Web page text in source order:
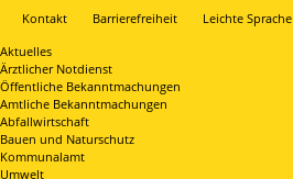
Kontakt
Barrierefreiheit Leichte Sprache
Aktuelles
Ärztlicher Notdienst
Öffentliche Bekanntmachungen
Amtliche Bekanntmachungen
Abfallwirtschaft
Bauen und Naturschutz
Kommunalamt
Umwelt